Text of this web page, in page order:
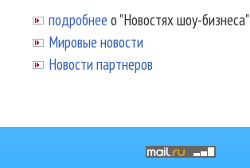
подробнее о "Новостях шоу-бизнеса"
Мировые новости
Новости партнеров